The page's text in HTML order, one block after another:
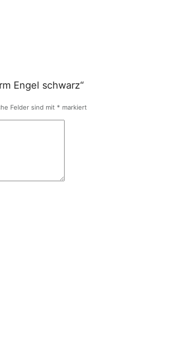
Engel schwarz“
Felder sind mit * markiert